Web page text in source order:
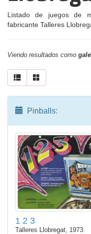
Listado de juegos de
fabricante Talleres
Viendo resultados como
Pinballs:
1 2 3
Talleres Llobregat, 1973.